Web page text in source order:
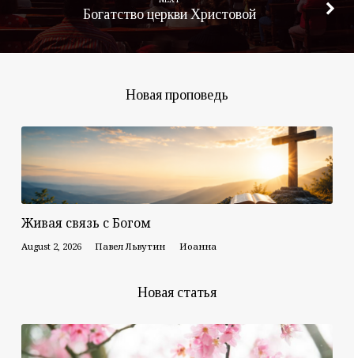
Богатство церкви Христовой
Новая проповедь
Живая связь с Богом
August 2, 2026 Павел Львутин Иоанна
Новая статья